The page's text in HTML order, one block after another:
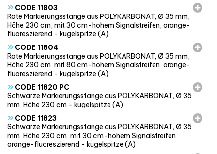
» CODE 11803
Rote Markierungsstange aus POLYKARBONAT, Ø 35 mm,
Höhe 230 cm, mit 30 cm-hohem Signalstreifen, orange-
fluoreszierend - kugelspitze (A)
» CODE 11804
Rote Markierungsstange aus POLYKARBONAT, Ø 35 mm,
Höhe 230 cm, mit 80 cm-hohem Signalstreifen, orange-
fluoreszierend - kugelspitze (A)
» CODE 11820 PC
Schwarze Markierungsstange aus POLYKARBONAT, Ø 35
mm, Höhe 230 cm - kugelspitze (A)
» CODE 11823
Schwarze Markierungsstange aus POLYKARBONAT, Ø 35
mm, Höhe 230 cm, mit 30 cm-hohem Signalstreifen,
orange-fluoreszierend - kugelspitze (A)